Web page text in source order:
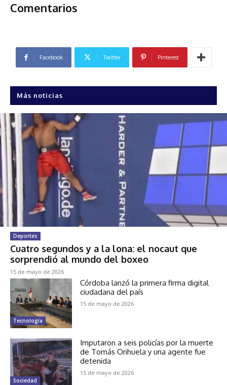
Comentarios
Facebook Twitter Pinterest
Más noticias
Deportes
Cuatro segundos y a la lona: el nocaut que
sorprendió al mundo del boxeo
15 de mayo de 2026
Tecnología
Córdoba lanzó la primera firma digital
ciudadana del país
15 de mayo de 2026
Sociedad
Imputaron a seis policías por la muerte
de Tomás Orihuela y una agente fue
detenida
15 de mayo de 2026